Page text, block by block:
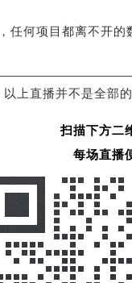
任何项目都离不开的
上直播并不是全部
扫描下方二
每场直播